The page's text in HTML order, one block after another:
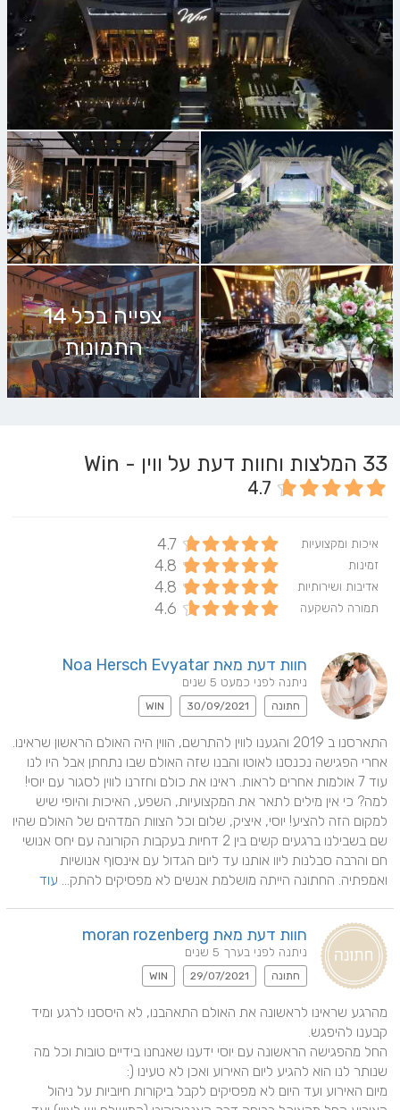
צפייה בכל 14
התמונות
33 המלצות וחוות דעת על ווין - Win
4.7
איכות ומקצועיות 4.7
זמינות 4.8
אדיבות ושירותיות 4.8
תמורה להשקעה 4.6
חוות דעת מאת Noa Hersch Evyatar
ניתנה לפני כמעט 5 שנים
חתונה 30/09/2021
WIN
ואמפתיה. החתונה הייתה מושלמת אנשים לא מפסיקים להתק... עוד
חוות דעת מאת moran rozenberg
ניתנה לפני בערך 5 שנים
חתונה 29/07/2021
WIN